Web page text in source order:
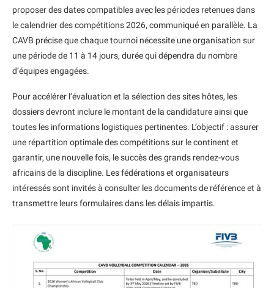
proposer des dates compatibles avec les périodes retenues dans
le calendrier des compétitions 2026, communiqué en parallèle. La
CAVB précise que chaque tournoi nécessite une organisation sur
une période de 11 à 14 jours, durée qui dépendra du nombre
d’équipes engagées.
Pour accélérer l’évaluation et la sélection des sites hôtes, les
dossiers devront inclure le montant de la candidature ainsi que
toutes les informations logistiques pertinentes. L’objectif : assurer
une répartition optimale des compétitions sur le continent et
garantir, une nouvelle fois, le succès des grands rendez-vous
africains de la discipline. Les fédérations et organisateurs
intéressés sont invités à consulter les documents de référence et à
transmettre leurs formulaires dans les délais impartis.